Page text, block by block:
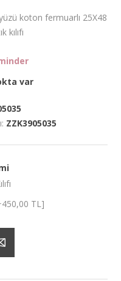
koton fermuarlı 25X48
kılıfı
var
ZZK3905035
TL]